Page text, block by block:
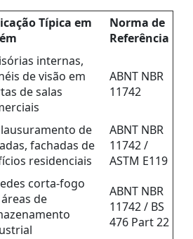
Típica em
Norma de
Referência
internas,
de visão em
de salas
ABNT NBR
11742
de
fachadas de
residenciais
ABNT NBR
11742 /
ASTM E119
corta-fogo
de
ABNT NBR
11742 / BS
476 Part 22